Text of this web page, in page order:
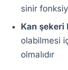
sinir
Kan şekeri
olabilmesi
olmalıdır